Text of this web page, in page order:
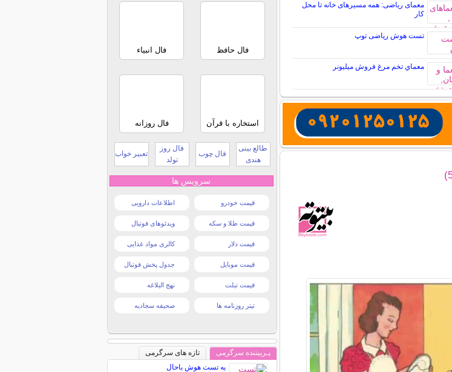
معمای ریاضی: همه مسیرهای خانه تا محل
کار
تست هوش ریاضی توپ
معماي تخم مرغ فروش ميليونر
فال حافظ فال انبیاء
استخاره با قرآن فال روزانه
طالع بینی
هندی
فال چوب
فال روز
تولد
تعبیر خواب
سرویس ها
قیمت خودرو اطلاعات دارویی
قیمت طلا و سکه ویدئوهای فوتبال
قیمت دلار کالری مواد غذایی
قیمت موبایل جدول پخش فوتبال
قیمت تبلت نهج البلاغه
تیتر روزنامه ها صحیفه سجادیه
پـربیننده سرگرمی
تازه های سرگرمی
یه تست هوش باحال